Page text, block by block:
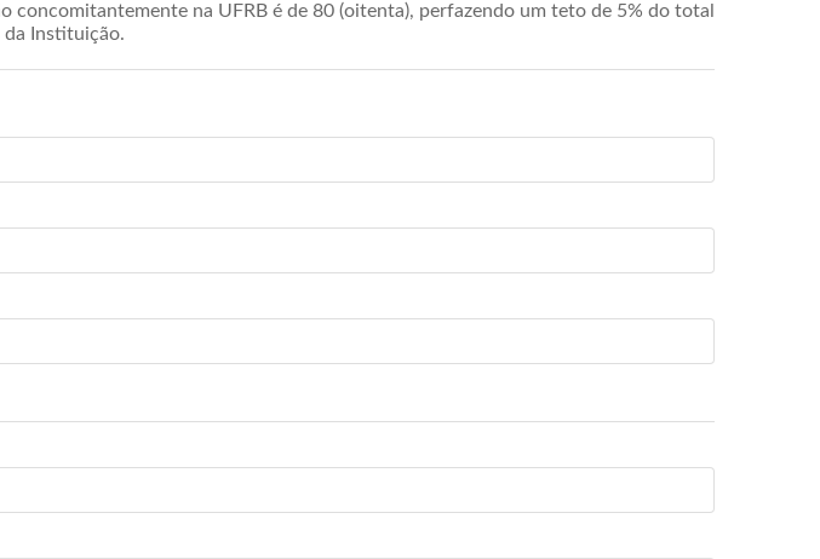
na UFRB é de 80 (oitenta), perfazendo um teto de 5% do total
da Instituição.